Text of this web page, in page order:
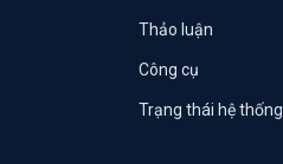
Thảo luận
Công cụ
Trạng thái hệ thống